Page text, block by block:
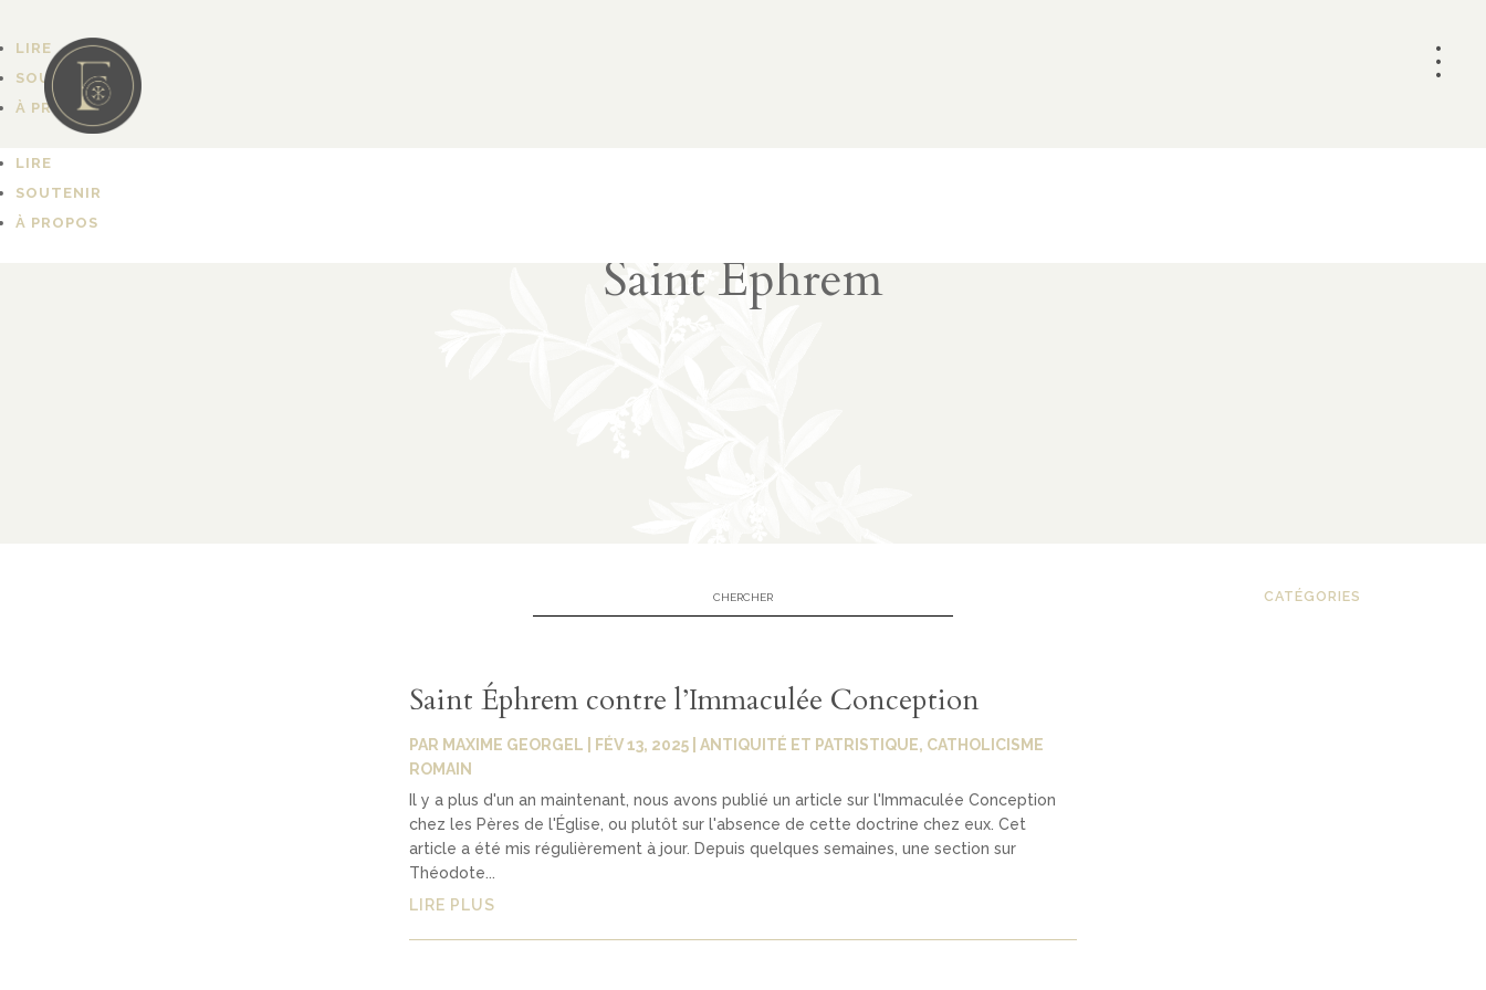
•••
LIRE
SOUTENIR
À PROPOS
LIRE
SOUTENIR
À PROPOS
Saint Éphrem
CATÉGORIES
Saint Éphrem contre l’Immaculée Conception
PAR MAXIME GEORGEL FÉV 13, 2025| ANTIQUITÉ ET PATRISTIQUE, CATHOLICISME
ROMAIN
Il y a plus d'un an maintenant, nous avons publié un article sur l'Immaculée Conception
chez les Pères de l'Église, ou plutôt sur l'absence de cette doctrine chez eux. Cet
article a été mis régulièrement à jour. Depuis quelques semaines, une section sur
Théodote...
LIRE PLUS